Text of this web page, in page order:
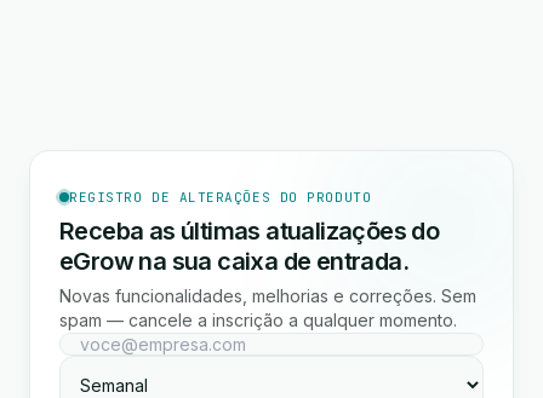
REGISTRO DE ALTERAÇÕES DO PRODUTO
Receba as últimas atualizações do
eGrow na sua caixa de entrada.
Novas funcionalidades, melhorias e correções. Sem
spam — cancele a inscrição a qualquer momento.